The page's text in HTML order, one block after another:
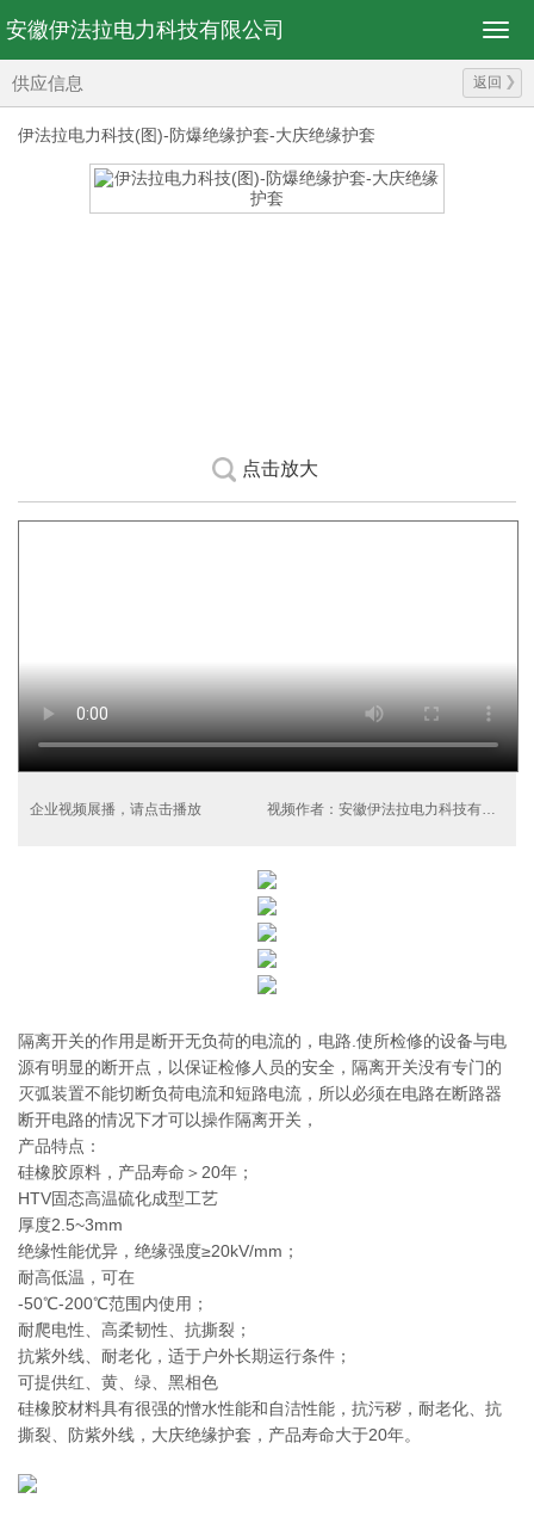
安徽伊法拉电力科技有限公司
供应信息 返回
伊法拉电力科技(图)-防爆绝缘护套-大庆绝缘护套
点击放大
企业视频展播，请点击播放 视频作者：安徽伊法拉电力科技有限公司
隔离开关的作用是断开无负荷的电流的，电路.使所检修的设备与电
源有明显的断开点，以保证检修人员的安全，隔离开关没有专门的
灭弧装置不能切断负荷电流和短路电流，所以必须在电路在断路器
断开电路的情况下才可以操作隔离开关，
产品特点：
硅橡胶原料，产品寿命＞20年；
HTV固态高温硫化成型工艺
厚度2.5~3mm
绝缘性能优异，绝缘强度≥20kV/mm；
耐高低温，可在
‐50℃-200℃范围内使用；
耐爬电性、高柔韧性、抗撕裂；
抗紫外线、耐老化，适于户外长期运行条件；
可提供红、黄、绿、黑相色
硅橡胶材料具有很强的憎水性能和自洁性能，抗污秽，耐老化、抗
撕裂、防紫外线，大庆绝缘护套，产品寿命大于20年。